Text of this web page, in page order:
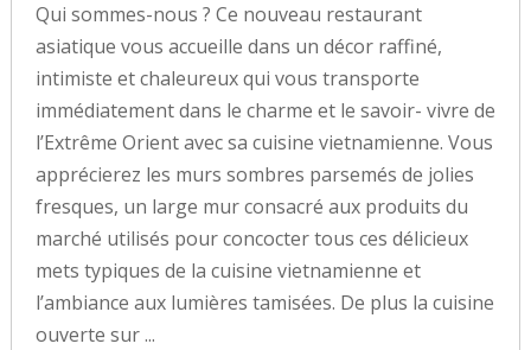
Qui sommes-nous ? Ce nouveau restaurant
asiatique vous accueille dans un décor raffiné,
intimiste et chaleureux qui vous transporte
immédiatement dans le charme et le savoir- vivre de
l’Extrême Orient avec sa cuisine vietnamienne. Vous
apprécierez les murs sombres parsemés de jolies
fresques, un large mur consacré aux produits du
marché utilisés pour concocter tous ces délicieux
mets typiques de la cuisine vietnamienne et
l’ambiance aux lumières tamisées. De plus la cuisine
ouverte sur ...